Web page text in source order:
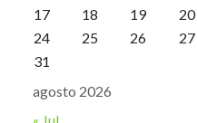
agosto 2026
17
18 19 20
24
25 26 27
31